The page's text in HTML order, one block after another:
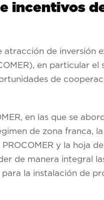
incentivos
de inversión
en particular el
de
en las que se
de zona franca,
y la hoja
de manera integral
la instalación de